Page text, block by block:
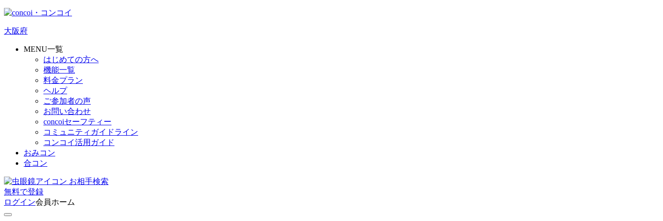
大阪府
MENU一覧
はじめての方へ
機能一覧
料金プラン
ヘルプ
ご参加者の声
お問い合わせ
concoiセーフティー
コミュニティガイドライン
コンコイ活用ガイド
おみコン
合コン
お相手検索
無料で登録
ログイン会員ホーム